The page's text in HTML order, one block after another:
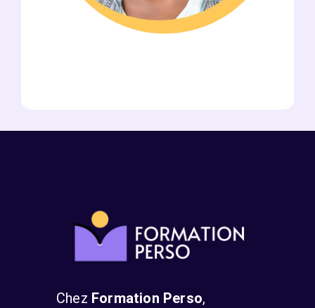
Chez Formation Perso,